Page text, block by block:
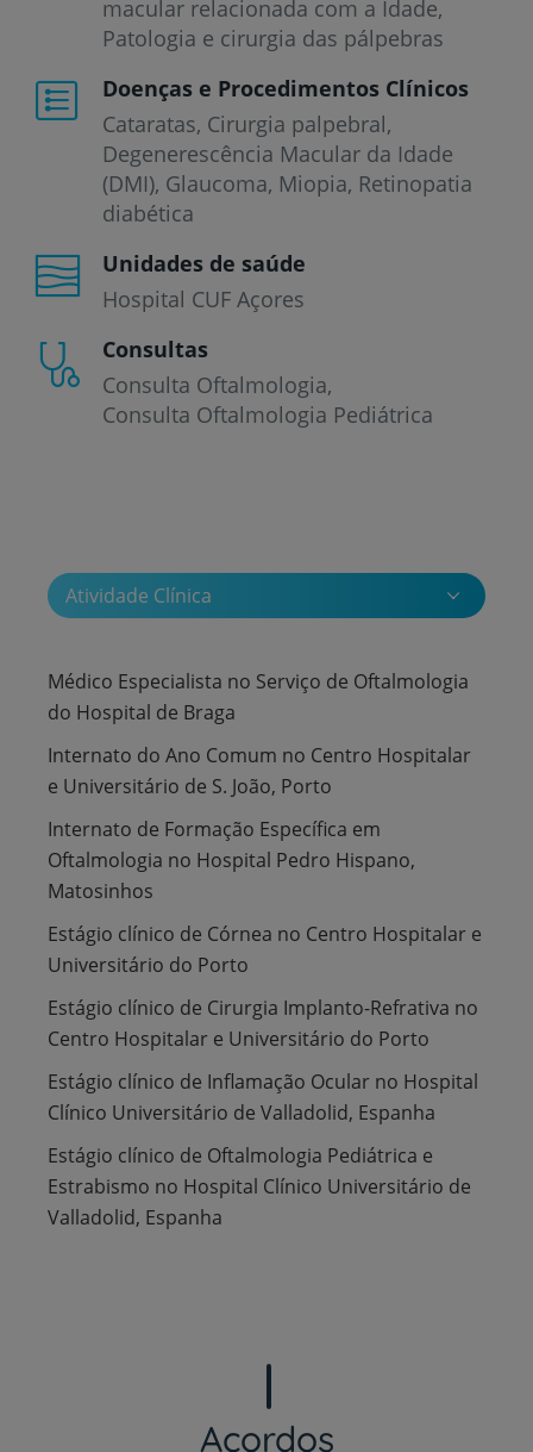
macular relacionada com a Idade,
Patologia e cirurgia das pálpebras
Doenças e Procedimentos Clínicos
Cataratas Cirurgia palpebral
Degenerescência Macular da Idade
(DMI) Glaucoma Miopia Retinopatia
diabética
Unidades de saúde
Hospital CUF Açores
Consultas
Consulta Oftalmologia
Consulta Oftalmologia Pediátrica
Atividade Clínica
Médico Especialista no Serviço de Oftalmologia
do Hospital de Braga
Internato do Ano Comum no Centro Hospitalar
e Universitário de S. João, Porto
Internato de Formação Específica em
Oftalmologia no Hospital Pedro Hispano,
Matosinhos
Estágio clínico de Córnea no Centro Hospitalar e
Universitário do Porto
Estágio clínico de Cirurgia Implanto-Refrativa no
Centro Hospitalar e Universitário do Porto
Estágio clínico de Inflamação Ocular no Hospital
Clínico Universitário de Valladolid, Espanha
Estágio clínico de Oftalmologia Pediátrica e
Estrabismo no Hospital Clínico Universitário de
Valladolid, Espanha
Acordos